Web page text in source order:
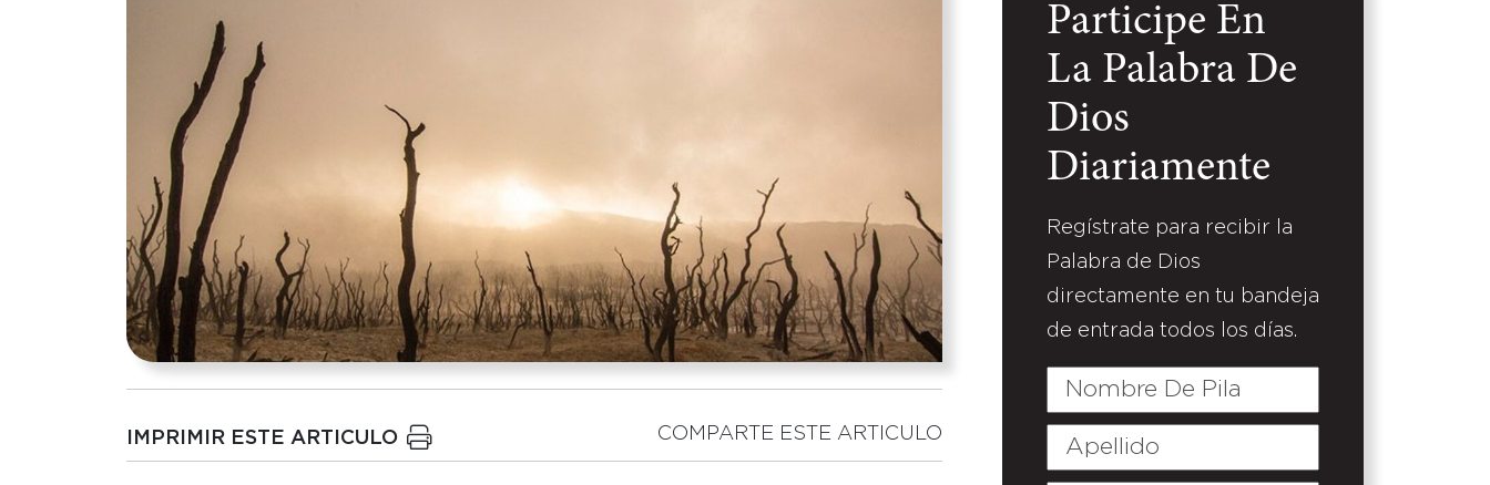
IMPRIMIR ESTE ARTICULO COMPARTE ESTE ARTICULO
Participe En
La Palabra De
Dios
Diariamente
Regístrate para recibir la
Palabra de Dios
directamente en tu bandeja
de entrada todos los días.
Nombre
Pila
Apellido